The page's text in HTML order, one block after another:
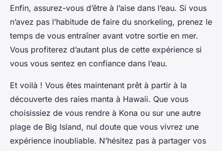
Enfin, assurez-vous d’être à l’aise dans l’eau. Si vous
n’avez pas l’habitude de faire du snorkeling, prenez le
temps de vous entraîner avant votre sortie en mer.
Vous profiterez d’autant plus de cette expérience si
vous vous sentez en confiance dans l’eau.
Et voilà ! Vous êtes maintenant prêt à partir à la
découverte des raies manta à Hawaii. Que vous
choisissiez de vous rendre à Kona ou sur une autre
plage de Big Island, nul doute que vous vivrez une
expérience inoubliable. N’hésitez pas à partager vos